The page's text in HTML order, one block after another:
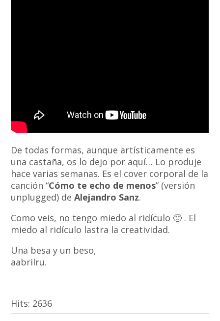
De todas formas, aunque artísticamente es
una castaña, os lo dejo por aquí… Lo produje
hace varias semanas. Es el cover corporal de la
canción “Cómo te echo de menos” (versión
unplugged) deAlejandro Sanz.
Como veis, no tengo miedo al ridículo 🙂 . El
miedo al ridículo lastra la creatividad.
Una besa y un beso,
aabrilru.
Hits: 2636